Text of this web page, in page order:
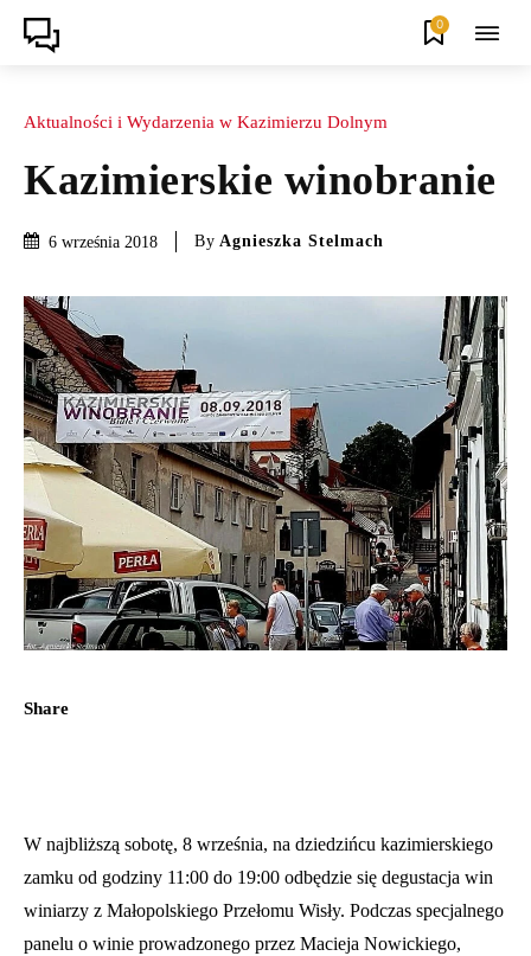
0
Aktualności i Wydarzenia w Kazimierzu Dolnym
Kazimierskie winobranie
6 września 2018 By Agnieszka Stelmach
Share
W najbliższą sobotę, 8 września, na dziedzińcu kazimierskiego
zamku od godziny 11:00 do 19:00 odbędzie się degustacja win
winiarzy z Małopolskiego Przełomu Wisły. Podczas specjalnego
panelu o winie prowadzonego przez Macieja Nowickiego,